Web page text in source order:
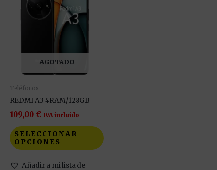
AGOTADO
Teléfonos
REDMI A3 4RAM/128GB
109,00 € IVA incluido
SELECCIONAR
OPCIONES
página
Añadir a mi lista de